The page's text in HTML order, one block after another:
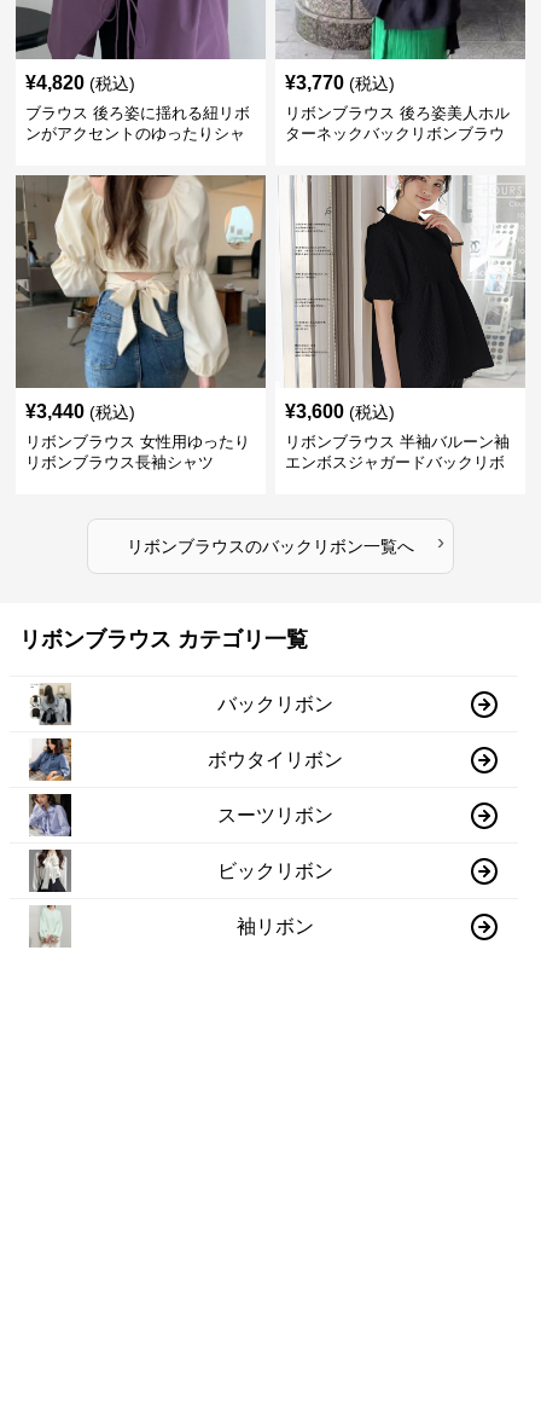
¥4,820 (税込)
ブラウス 後ろ姿に揺れる紐リボ
ンがアクセントのゆったりシャ
¥3,770 (税込)
リボンブラウス 後ろ姿美人ホル
ターネックバックリボンブラウ
¥3,440 (税込)
リボンブラウス 女性用ゆったり
リボンブラウス長袖シャツ
¥3,600 (税込)
リボンブラウス 半袖バルーン袖
エンボスジャガードバックリボ
リボンブラウスのバックリボン一覧へ ›
リボンブラウス カテゴリ一覧
バックリボン
ボウタイリボン
スーツリボン
ビックリボン
袖リボン